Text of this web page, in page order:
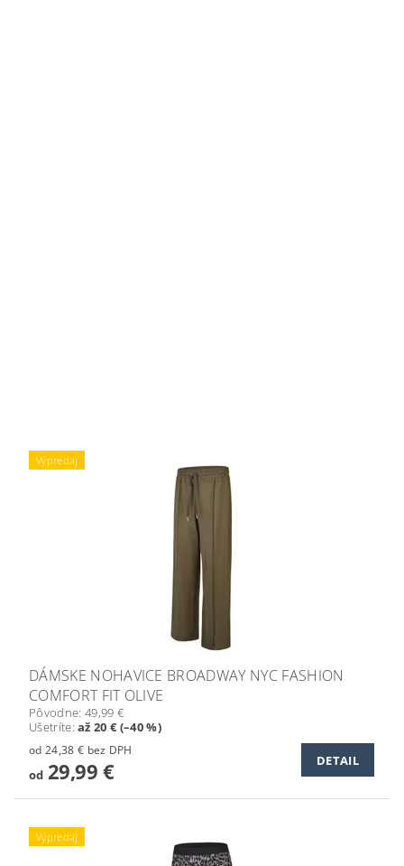
Výpredaj
DÁMSKE NOHAVICE BROADWAY NYC FASHION
COMFORT FIT OLIVE
Pôvodne: 49,99 €
Ušetríte:až 20 € (–40 %)
od 24,38 € bez DPH
od29,99 € DETAIL
Výpredaj